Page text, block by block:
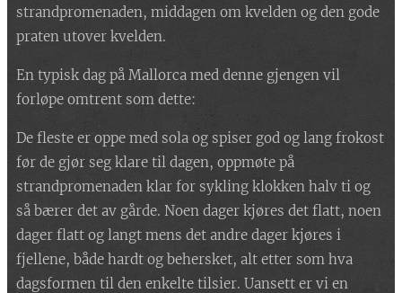
strandpromenaden, middagen om kvelden og den gode
praten utover kvelden.
En typisk dag på Mallorca med denne gjengen vil
forløpe omtrent som dette:
De fleste er oppe med sola og spiser god og lang frokost
før de gjør seg klare til dagen, oppmøte på
strandpromenaden klar for sykling klokken halv ti og
så bærer det av gårde. Noen dager kjøres det flatt, noen
dager flatt og langt mens det andre dager kjøres i
fjellene, både hardt og behersket, alt etter som hva
dagsformen til den enkelte tilsier. Uansett er vi en